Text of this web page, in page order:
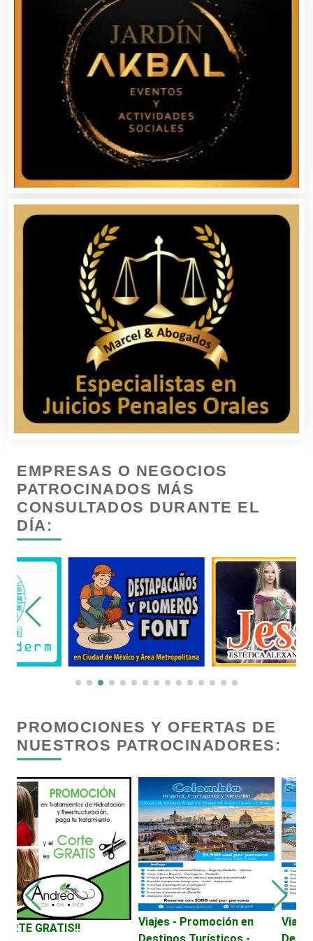
Basculas
Bebidas
Belleza
Bordados y Estampados
Boutiques
Buceo
Cafeterías
Cajas de Ahorro
Cámaras de Comercio
Camiones para Fletes
Cancelería de Aluminio
Carnicerías
Carpinterías
Centros Comerciales
Centros de Nutrición
Centros Turísticos
Cerrajerías
Cibercafés
EMPRESAS O NEGOCIOS
PATROCINADOS MÁS
CONSULTADOS DURANTE EL
DÍA:
PROMOCIONES Y OFERTAS DE
NUESTROS PATROCINADORES:
Viajes - Promoción en
Viajes - Promoción en
Destinos Turísticos -